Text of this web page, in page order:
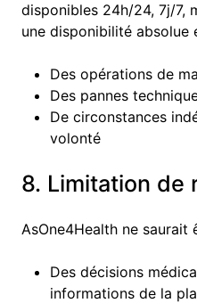
disponibles 24h/24, 7j/7,
une disponibilité absolue
Des opérations de
Des pannes
De circonstances
volonté
8. Limitation de
AsOne4Health ne saurait
Des décisions
informations de la